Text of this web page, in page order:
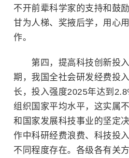
不开前辈科学家的支持和鼓
甘为人梯、奖掖后学，用心
作。
第四，提高科技创新投入
期，我国全社会研发经费投
长，投入强度2025年达到
组织国家平均水平，这实属
和国家发展科技事业的坚定
作中科研经费浪费、科技投
不同程度存在。各级各有关